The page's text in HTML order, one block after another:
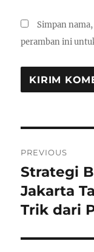
Simpan
peramban ini
pos
PREVIOUS
Previous
post:
Strategi
Jakarta
Trik dari